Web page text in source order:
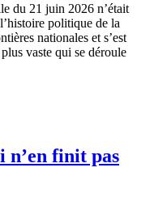
du 21 juin 2026 n’était
politique de la
nationales et s’est
vaste qui se déroule
n’en finit pas